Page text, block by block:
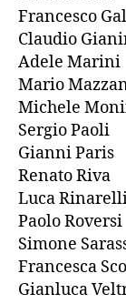
Francesco
Claudio
Adele Marini
Mario
Michele
Sergio Paoli
Gianni Paris
Renato Riva
Luca
Paolo Roversi
Simone
Francesca
Gianluca